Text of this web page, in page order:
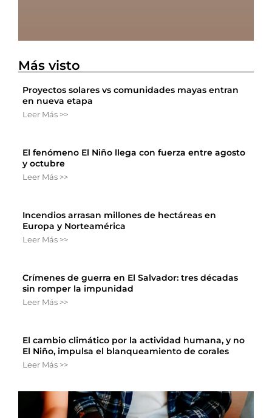
Más visto
Proyectos solares vs comunidades mayas entran
en nueva etapa
Leer Más >>
El fenómeno El Niño llega con fuerza entre agosto
y octubre
Leer Más >>
Incendios arrasan millones de hectáreas en
Europa y Norteamérica
Leer Más >>
Crímenes de guerra en El Salvador: tres décadas
sin romper la impunidad
Leer Más >>
El cambio climático por la actividad humana, y no
El Niño, impulsa el blanqueamiento de corales
Leer Más >>